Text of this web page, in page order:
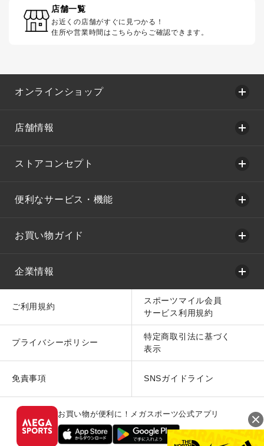
店舗一覧
お近くの店舗がすぐに見つかる！
住所や営業時間はこちらからご確認できます。
オンラインショップ
店舗情報
ストアコンセプト
便利なサービス・機能
お買い物ガイド
企業情報
ご利用規約
スポーツマイル会員
サービス利用規約
プライバシーポリシー
特定商取引法に基づく
表示
免責事項 SNSガイドライン
お買い物が便利に！メガスポーツ公式アプリ